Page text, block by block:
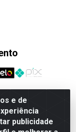
e de
publicidade
Do Sul, 161 -
700- CNPJ